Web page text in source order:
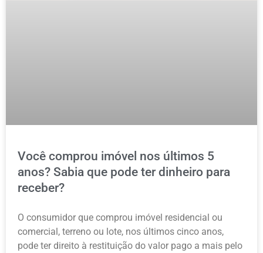
Você comprou imóvel nos últimos 5
anos? Sabia que pode ter dinheiro para
receber?
O consumidor que comprou imóvel residencial ou
comercial, terreno ou lote, nos últimos cinco anos,
pode ter direito à restituição do valor pago a mais pelo